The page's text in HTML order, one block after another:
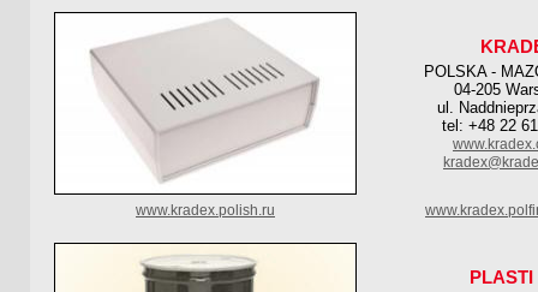
POLSKA -
04-205
ul.
tel: +48 22
www.kradex.polish.ru
PLASTI